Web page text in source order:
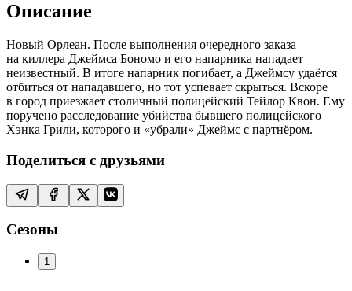
Описание
Новый Орлеан. После выполнения очередного заказа
на киллера Джеймса Бономо и его напарника нападает
неизвестный. В итоге напарник погибает, а Джеймсу удаётся
отбиться от нападавшего, но тот успевает скрыться. Вскоре
в город приезжает столичный полицейский Тейлор Квон. Ему
поручено расследование убийства бывшего полицейского
Хэнка Грили, которого и «убрали» Джеймс с партнёром.
Поделиться с друзьями
Сезоны
1